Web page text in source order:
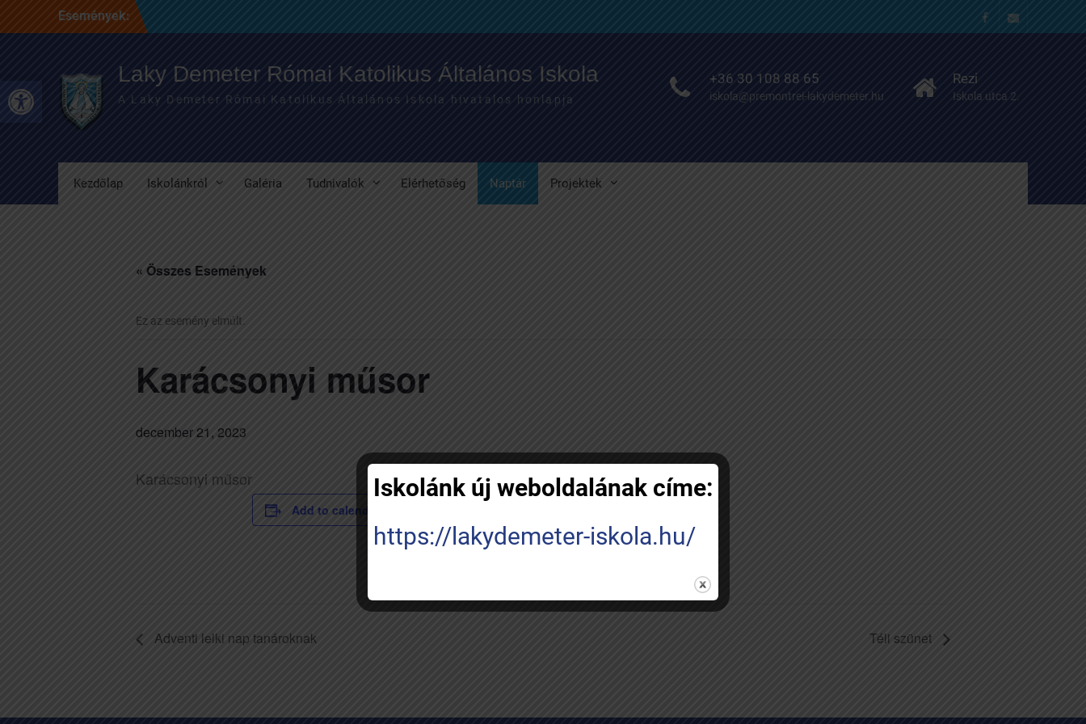
Eszköztár megnyitása
Események:
Facebook
Email
Laky Demeter Római Katolikus Általános Iskola
A Laky Demeter Római Katolikus Általános Iskola hivatalos honlapja
+36 30 108 88 65
iskola@premontrei-lakydemeter.hu
Rezi
Iskola utca 2.
Kezdőlap Iskolánkról Galéria Tudnivalók Elérhetőség Naptár Projektek
« Összes Események
Ez az esemény elmúlt.
Karácsonyi műsor
december 21, 2023
Karácsonyi műsor
Add to calendar RÉSZLETEK
Dátum:
december 21, 2023
Adventi lelki nap tanároknak Téli szünet
Iskolánk új weboldalának címe:
https://lakydemeter-iskola.hu/